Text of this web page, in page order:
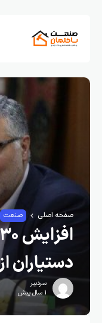
صفحه اصلی صنعت
دستیاران
سردبیر
1 سال پیش